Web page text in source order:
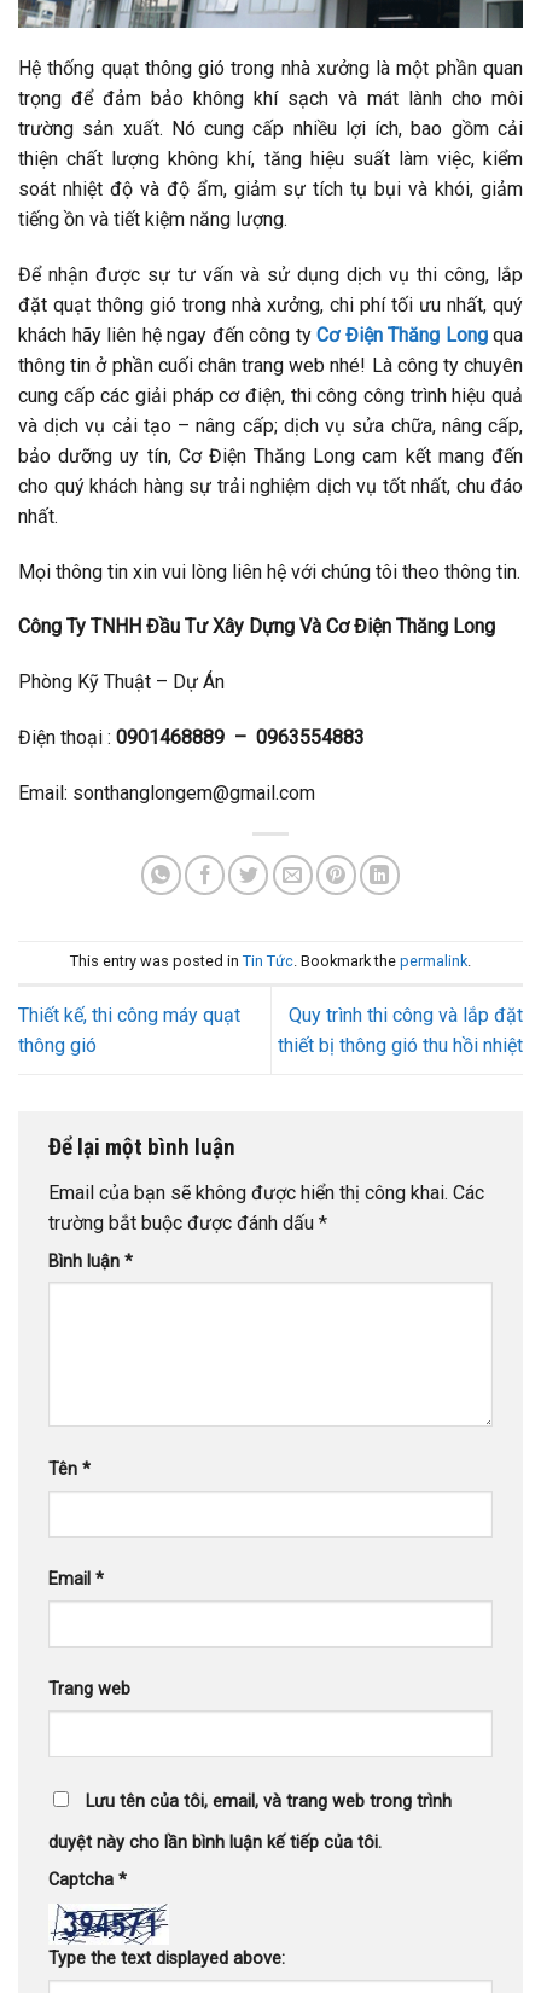
Hệ thống quạt thông gió trong nhà xưởng là một phần quan
trọng để đảm bảo không khí sạch và mát lành cho môi
trường sản xuất. Nó cung cấp nhiều lợi ích, bao gồm cải
thiện chất lượng không khí, tăng hiệu suất làm việc, kiểm
soát nhiệt độ và độ ẩm, giảm sự tích tụ bụi và khói, giảm
tiếng ồn và tiết kiệm năng lượng.
Để nhận được sự tư vấn và sử dụng dịch vụ thi công, lắp
đặt quạt thông gió trong nhà xưởng, chi phí tối ưu nhất, quý
khách hãy liên hệ ngay đến công ty Cơ Điện Thăng Longqua
thông tin ở phần cuối chân trang web nhé! Là công ty chuyên
cung cấp các giải pháp cơ điện, thi công công trình hiệu quả
và dịch vụ cải tạo – nâng cấp; dịch vụ sửa chữa, nâng cấp,
bảo dưỡng uy tín, Cơ Điện Thăng Long cam kết mang đến
cho quý khách hàng sự trải nghiệm dịch vụ tốt nhất, chu đáo
nhất.
Mọi thông tin xin vui lòng liên hệ với chúng tôi theo thông tin.
Công Ty TNHH Đầu Tư Xây Dựng Và Cơ Điện Thăng Long
Phòng Kỹ Thuật – Dự Án
Điện thoại : 0901468889 – 0963554883
Email: sonthanglongem@gmail.com
This entry was posted in Tin Tức. Bookmark the permalink.
Thiết kế, thi công máy quạt
thông gió
Quy trình thi công và lắp đặt
thiết bị thông gió thu hồi nhiệt
Để lại một bình luận
Email của bạn sẽ không được hiển thị công khai. Các
trường bắt buộc được đánh dấu *
Bình luận *
Tên *
Email *
Trang web
Lưu tên của tôi, email, và trang web trong trình
duyệt này cho lần bình luận kế tiếp của tôi.
Captcha *
Type the text displayed above: